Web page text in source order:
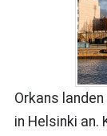
Orkans
in Helsinki